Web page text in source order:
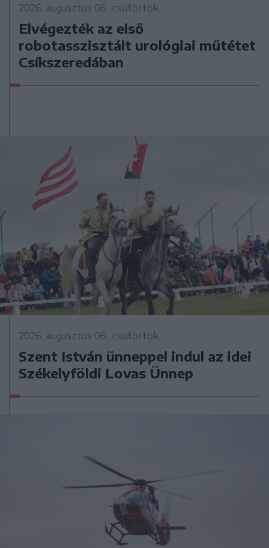
2026. augusztus 06., csütörtök
Elvégezték az első
robotasszisztált urológiai műtétet
Csíkszeredában
2026. augusztus 06., csütörtök
Szent István ünneppel indul az idei
Székelyföldi Lovas Ünnep